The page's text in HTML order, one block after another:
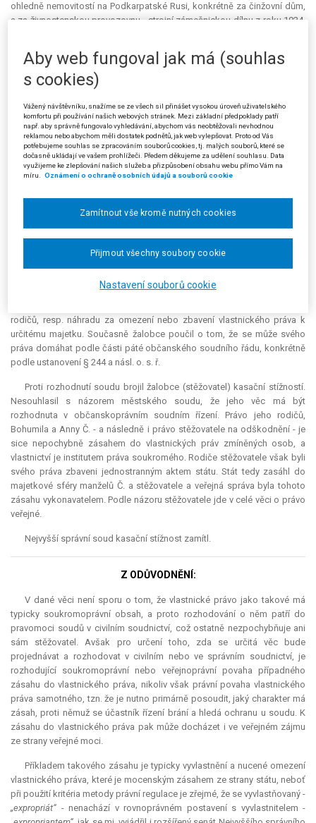
ohledně nemovitostí na Podkarpatské Rusi, konkrétně za činžovní dům,
a za živnostenskou provozovnu - strojní zámečnickou dílnu z roku 1934.
likvidátorem peněžních ústavů a podniků sděleno písemné stanovisko,
že podle vyhlášky č. 159/1959 Ú.l. nelze specifikovaný majetek
považovat za majetek charakteru osobního nebo drobného
soukromého vlastnictví, neboť šlo o nemovitosti sloužící mj. i k
živnostenskému podnikání.
Dne 27. 9. 2004 podal žalobce žádost o odškodnění za majetek
zanechaný na území Zakarpatské Ukrajiny jeho rodiči. Jeho žádost byla
Ministerstvem financí zamítnuta rozhodnutím ze dne 18. 4. 2005, neboť
přihlášený majetek nesplňoval podmínky pro přiznání náhrady.
Podaný rozklad ministr financí dne 30. 5. 2005 zamítl a rozhodnutí
v Praze dne 29. 8. 2006 odmítl, neboť dospěl k závěru, že se jedná o
stěžovatele, nýbrž o jeho právu soukromém, neboť se fakticky jednalo o
rodičů, resp. náhradu za omezení nebo zbavení vlastnického práva k
určitému majetku. Současně žalobce poučil o tom, že se může svého
práva domáhat podle části páté občanského soudního řádu, konkrétně
podle ustanovení § 244 a násl. o. s. ř.
Proti rozhodnutí soudu brojil žalobce (stěžovatel) kasační stížností.
Nesouhlasil s názorem městského soudu, že jeho věc má být
rozhodnuta v občanskoprávním soudním řízení. Právo jeho rodičů,
Bohumila a Anny Č. - a následně i právo stěžovatele na odškodnění - je
sice nepochybně zásahem do vlastnických práv zmíněných osob, a
vlastnictví je institutem práva soukromého. Rodiče stěžovatele však byli
svého práva zbaveni jednostranným aktem státu. Stát tedy zasáhl do
majetkové sféry manželů Č. a stěžovatele a veřejná správa byla tohoto
zásahu vykonavatelem. Podle názoru stěžovatele jde v celé věci o právo
veřejné.
Nejvyšší správní soud kasační stížnost zamítl.
Z ODŮVODNĚNÍ:
V dané věci není sporu o tom, že vlastnické právo jako takové má
typicky soukromoprávní obsah, a proto rozhodování o něm patří do
pravomoci soudů v civilním soudnictví, což ostatně nezpochybňuje ani
sám stěžovatel. Avšak pro určení toho, zda se určitá věc bude
projednávat a rozhodovat v civilním nebo ve správním soudnictví, je
rozhodující soukromoprávní nebo veřejnoprávní povaha případného
zásahu do vlastnického práva, nikoliv však právní povaha vlastnického
práva samotného, tzn. že je nutno primárně posoudit, jaký charakter má
zásah, proti němuž se účastník řízení brání a hledá ochranu u soudu. K
zásahu do vlastnického práva pak může docházet i ve veřejném zájmu
ze strany veřejné moci.
Příkladem takového zásahu je typicky vyvlastnění a nucené omezení
vlastnického práva, které je mocenským zásahem ze strany státu, neboť
při použití kritéria metody právní regulace je zřejmé, že se vyvlastňovaný -
„expropriát“ - nenachází v rovnoprávném postavení s vyvlastnitelem -
Aby web fungoval jak má (souhlas
s cookies)
Vážený návštěvníku, snažíme se ze všech sil přinášet vysokou úroveň uživatelského
komfortu při používání našich webových stránek. Mezi základní předpoklady patří
např. aby správně fungovalo vyhledávání, abychom vás neobtěžovali nevhodnou
reklamou nebo abychom měli dostatek podnětů, jak web vylepšovat. Proto od Vás
potřebujeme souhlas se zpracováním souborů cookies, tj. malých souborů, které se
dočasně ukládají ve vašem prohlížeči. Předem děkujeme za udělení souhlasu. Data
využijeme ke zlepšování našich služeb a přizpůsobení obsahu webu přímo Vám na
míru.
Oznámení o ochraně osobních údajů a souborů cookie
Nastavení souborů cookie
Zamítnout vše kromě nutných cookies
Přijmout všechny soubory cookie